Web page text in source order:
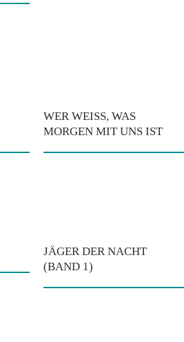
WER WEISS, WAS M
ORGEN MIT UNS IST
JÄGER DER NACHT
(BAND 1)